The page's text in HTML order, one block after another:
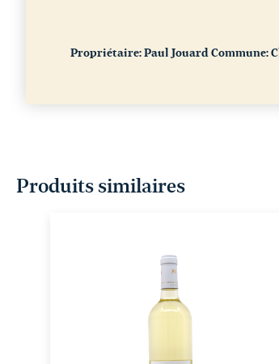
Propriétaire: Paul Jouard Commune:
Produits similaires